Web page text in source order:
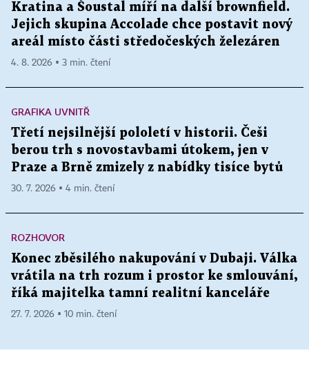
Kratina a Šoustal míří na další brownfield.
Jejich skupina Accolade chce postavit nový
areál místo části středočeských železáren
4. 8. 2026 ▪ 3 min. čtení
GRAFIKA UVNITŘ
Třetí nejsilnější pololetí v historii. Češi
berou trh s novostavbami útokem, jen v
Praze a Brně zmizely z nabídky tisíce bytů
30. 7. 2026 ▪ 4 min. čtení
ROZHOVOR
Konec zběsilého nakupování v Dubaji. Válka
vrátila na trh rozum i prostor ke smlouvání,
říká majitelka tamní realitní kanceláře
27. 7. 2026 ▪ 10 min. čtení